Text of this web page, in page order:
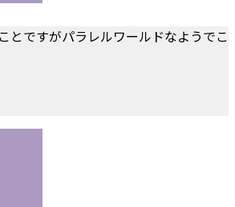
とですがパラレルワールドなようでこ